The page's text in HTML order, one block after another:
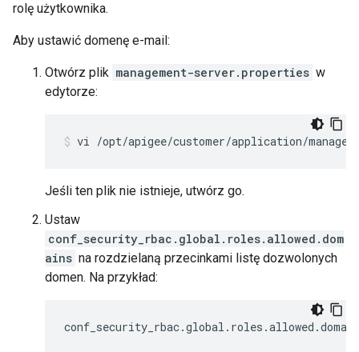
rolę użytkownika.
Aby ustawić domenę e-mail:
Otwórz plik management-server.properties w
edytorze:
vi /opt/apigee/customer/application/
Jeśli ten plik nie istnieje, utwórz go.
Ustaw
conf_security_rbac.global.roles.allowed.dom
ains na rozdzielaną przecinkami listę dozwolonych
domen. Na przykład: